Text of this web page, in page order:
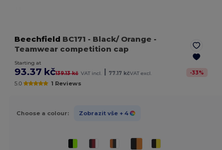
Beechfield BC171 - Black/ Orange -
Teamwear competition cap
Starting at
93.37 kč139.13 kč VAT incl. | 77.17 kčVAT excl. -33%
5.0 1 Reviews
Choose a colour: Zobrazit vše + 4